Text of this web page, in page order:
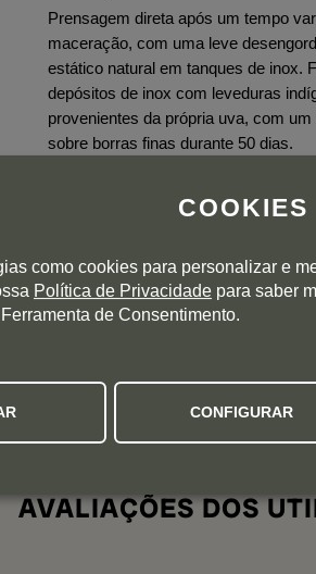
Prensagem direta após um tempo
maceração, com uma leve
estático natural em tanques de inox.
depósitos de inox com leveduras
provenientes da própria uva, com um
sobre borras finas durante 50 dias.
Estágio sobre lías durante unos 6
AVALIAÇÕES DOS
COOKIES
como cookies para personalizar e
Política de Privacidade para saber
de Consentimento.
CONFIGURAR